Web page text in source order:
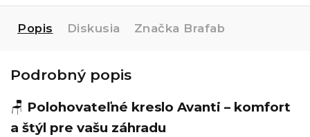
Popis Diskusia Značka Brafab
Podrobný popis
🪑 Polohovateľné kreslo Avanti – komfort
a štýl pre vašu záhradu